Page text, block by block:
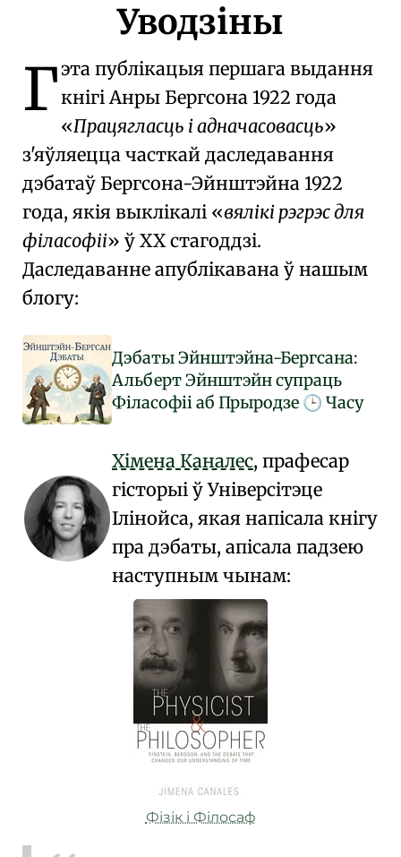
Уводзіны
Г эта публікацыя першага выдання
кнігі Анры Бергсона 1922 года
Працягласць і адначасовасць
з'яўляецца часткай даследавання
дэбатаў Бергсона-Эйнштэйна 1922
года, якія выклікалі
вялікі рэгрэс для
філасофіі
ў XX стагоддзі.
Даследаванне апублікавана ў нашым
блогу:
Дэбаты Эйнштэйна-Бергсана:
Альберт Эйнштэйн супраць
Філасофіі аб Прыродзе 🕒 Часу
Хімена Каналес, прафесар
гісторыі ўУніверсітэце
Ілінойса, якая напісала кнігу
пра дэбаты, апісала падзею
наступным чынам:
Фізік і Філосаф